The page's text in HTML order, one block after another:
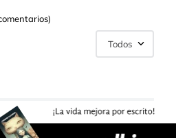
Todos